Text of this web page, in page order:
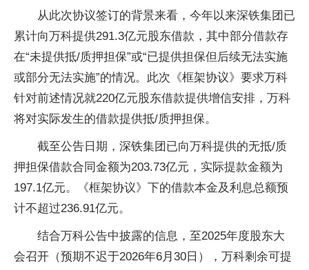
从此次协议签订的背景来看，今年以来深铁集团已
累计向万科提供291.3亿元股东借款，其中部分借款存
在“未提供抵/质押担保”或“已提供担保但后续无法实施
或部分无法实施”的情况。此次《框架协议》要求万科
针对前述情况就220亿元股东借款提供增信安排，万科
将对实际发生的借款提供抵/质押担保。
截至公告日期，深铁集团已向万科提供的无抵/质
押担保借款合同金额为203.73亿元，实际提款金额为
197.1亿元。《框架协议》下的借款本金及利息总额预
计不超过236.91亿元。
结合万科公告中披露的信息，至2025年度股东大
会召开（预期不迟于2026年6月30日），万科剩余可提